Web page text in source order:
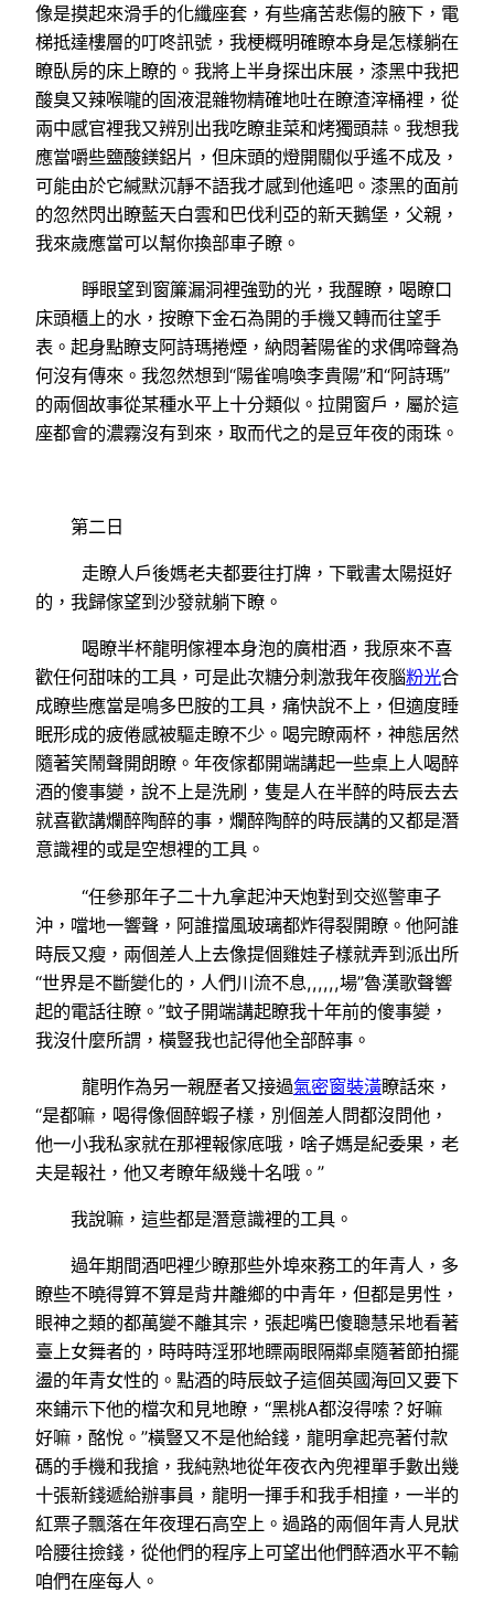
像是摸起來滑手的化纖座套，有些痛苦悲傷的腋下，電
梯抵達樓層的叮咚訊號，我梗概明確瞭本身是怎樣躺在
瞭臥房的床上瞭的。我將上半身探出床展，漆黑中我把
酸臭又辣喉嚨的固液混雜物精確地吐在瞭渣滓桶裡，從
兩中感官裡我又辨別出我吃瞭韭菜和烤獨頭蒜。我想我
應當嚼些鹽酸鎂鋁片，但床頭的燈開關似乎遙不成及，
可能由於它緘默沉靜不語我才感到他遙吧。漆黑的面前
的忽然閃出瞭藍天白雲和巴伐利亞的新天鵝堡，父親，
我來歲應當可以幫你換部車子瞭。
睜眼望到窗簾漏洞裡強勁的光，我醒瞭，喝瞭口
床頭櫃上的水，按瞭下金石為開的手機又轉而往望手
表。起身點瞭支阿詩瑪捲煙，納悶著陽雀的求偶啼聲為
何沒有傳來。我忽然想到“陽雀鳴喚李貴陽”和“阿詩瑪”
的兩個故事從某種水平上十分類似。拉開窗戶，屬於這
座都會的濃霧沒有到來，取而代之的是豆年夜的雨珠。
第二日
走瞭人戶後媽老夫都要往打牌，下戰書太陽挺好
的，我歸傢望到沙發就躺下瞭。
喝瞭半杯龍明傢裡本身泡的廣柑酒，我原來不喜
歡任何甜味的工具，可是此次糖分刺激我年夜腦粉光合
成瞭些應當是鳴多巴胺的工具，痛快說不上，但適度睡
眠形成的疲倦感被驅走瞭不少。喝完瞭兩杯，神態居然
隨著笑鬧聲開朗瞭。年夜傢都開端講起一些桌上人喝醉
酒的傻事變，說不上是洗刷，隻是人在半醉的時辰去去
就喜歡講爛醉陶醉的事，爛醉陶醉的時辰講的又都是潛
意識裡的或是空想裡的工具。
“任參那年子二十九拿起沖天炮對到交巡警車子
沖，噹地一響聲，阿誰擋風玻璃都炸得裂開瞭。他阿誰
時辰又瘦，兩個差人上去像提個雞娃子樣就弄到派出所
“世界是不斷變化的，人們川流不息,,,,,,場”魯漢歌聲響
起的電話往瞭。”蚊子開端講起瞭我十年前的傻事變，
我沒什麼所謂，橫豎我也記得他全部醉事。
龍明作為另一親歷者又接過氣密窗裝潢瞭話來，
“是都嘛，喝得像個醉蝦子樣，別個差人問都沒問他，
他一小我私家就在那裡報傢底哦，啥子媽是紀委果，老
夫是報社，他又考瞭年級幾十名哦。”
我說嘛，這些都是潛意識裡的工具。
過年期間酒吧裡少瞭那些外埠來務工的年青人，多
瞭些不曉得算不算是背井離鄉的中青年，但都是男性，
眼神之類的都萬變不離其宗，張起嘴巴傻聰慧呆地看著
臺上女舞者的，時時時淫邪地瞟兩眼隔鄰桌隨著節拍擺
盪的年青女性的。點酒的時辰蚊子這個英國海回又要下
來鋪示下他的檔次和見地瞭，“黑桃A都沒得嗦？好嘛
好嘛，酩悅。”橫豎又不是他給錢，龍明拿起亮著付款
碼的手機和我搶，我純熟地從年夜衣內兜裡單手數出幾
十張新錢遞給辦事員，龍明一揮手和我手相撞，一半的
紅票子飄落在年夜理石高空上。過路的兩個年青人見狀
哈腰往撿錢，從他們的程序上可望出他們醉酒水平不輸
咱們在座每人。